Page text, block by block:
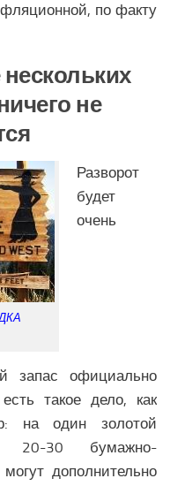
по факту
не
Разворот
будет
очень
запас официально
такое дело, как
на один золотой
20-30 бумажно-
дополнительно